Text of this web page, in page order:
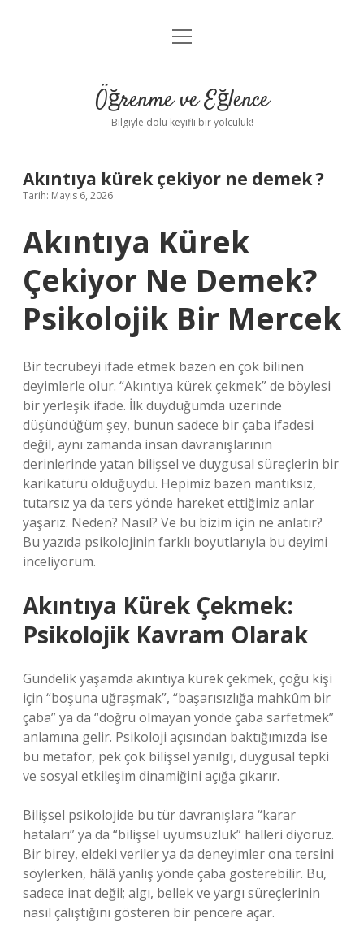
Anasayfa
Yasal Uyarı
menüyü
Öğrenme ve Eğlence
Bilgiyle dolu keyifli bir yolculuk!
Akıntıya kürek çekiyor ne demek ?
Tarih: Mayıs 6, 2026
Akıntıya Kürek
Çekiyor Ne Demek?
Psikolojik Bir Mercek
Bir tecrübeyi ifade etmek bazen en çok bilinen
deyimlerle olur. “Akıntıya kürek çekmek” de böylesi
bir yerleşik ifade. İlk duyduğumda üzerinde
düşündüğüm şey, bunun sadece bir çaba ifadesi
değil, aynı zamanda insan davranışlarının
derinlerinde yatan bilişsel ve duygusal süreçlerin bir
karikatürü olduğuydu. Hepimiz bazen mantıksız,
tutarsız ya da ters yönde hareket ettiğimiz anlar
yaşarız. Neden? Nasıl? Ve bu bizim için ne anlatır?
Bu yazıda psikolojinin farklı boyutlarıyla bu deyimi
inceliyorum.
Akıntıya Kürek Çekmek:
Psikolojik Kavram Olarak
Gündelik yaşamda akıntıya kürek çekmek, çoğu kişi
için “boşuna uğraşmak”, “başarısızlığa mahkûm bir
çaba” ya da “doğru olmayan yönde çaba sarfetmek”
anlamına gelir. Psikoloji açısından baktığımızda ise
bu metafor, pek çok bilişsel yanılgı, duygusal tepki
ve sosyal etkileşim dinamiğini açığa çıkarır.
Bilişsel psikolojide bu tür davranışlara “karar
hataları” ya da “bilişsel uyumsuzluk” halleri diyoruz.
Bir birey, eldeki veriler ya da deneyimler ona tersini
söylerken, hâlâ yanlış yönde çaba gösterebilir. Bu,
sadece inat değil; algı, bellek ve yargı süreçlerinin
nasıl çalıştığını gösteren bir pencere açar.